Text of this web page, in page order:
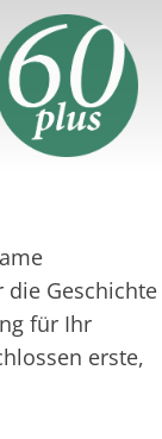
die Geschichte
für Ihr
erste,